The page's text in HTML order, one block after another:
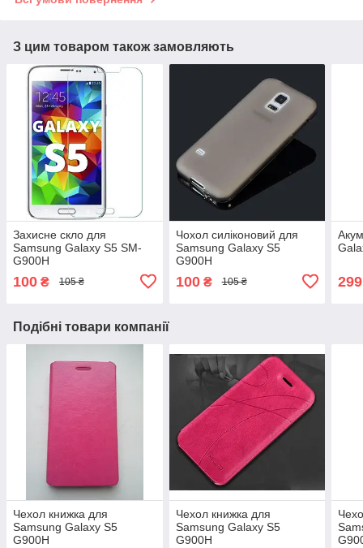
З цим товаром також замовляють
Захисне скло для
Samsung Galaxy S5 SM-
G900H
100 ₴ 105 ₴
Чохол силіконовий для
Samsung Galaxy S5
G900H
100₴ 105 ₴ 299
Подібні товари компанії
Чехол книжка для
Samsung Galaxy S5
G900H
Чехол книжка для
Samsung Galaxy S5
G900H